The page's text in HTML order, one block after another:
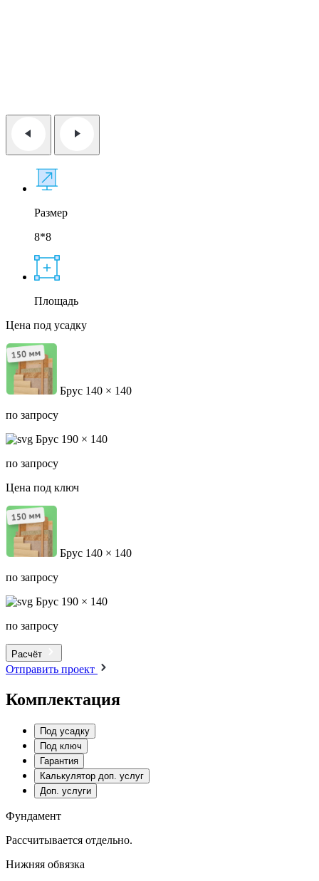
Размер
8*8
Площадь
Цена под усадку
Брус 140 × 140
по запросу
Брус 190 × 140
по запросу
Цена под ключ
Брус 140 × 140
по запросу
Брус 190 × 140
по запросу
Расчёт
Отправить проект
Комплектация
Под усадку
Под ключ
Гарантия
Калькулятор доп. услуг
Доп. услуги
Фундамент
Рассчитывается отдельно.
Нижняя обвязка